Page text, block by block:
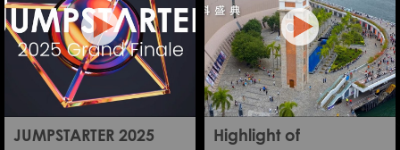
JUMPSTARTER 2025
Highlight of